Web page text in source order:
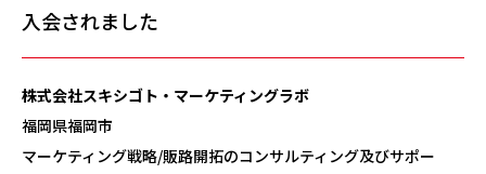
入会されました
株式会社スキシゴト・マーケティングラボ
福岡県福岡市
マーケティング戦略/販路開拓のコンサルティング及びサポー